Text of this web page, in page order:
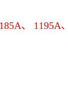
、 1195A